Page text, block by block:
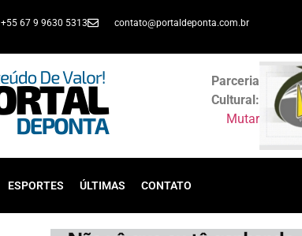
+55 67 9 9630 5313 contato@portaldeponta.com.br
Parceria
Cultural:
Mutar
ESPORTES ÚLTIMAS CONTATO